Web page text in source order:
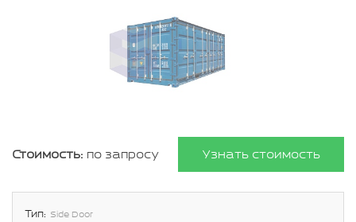
Стоимость: по запросу Узнать стоимость
Тип: Side Door